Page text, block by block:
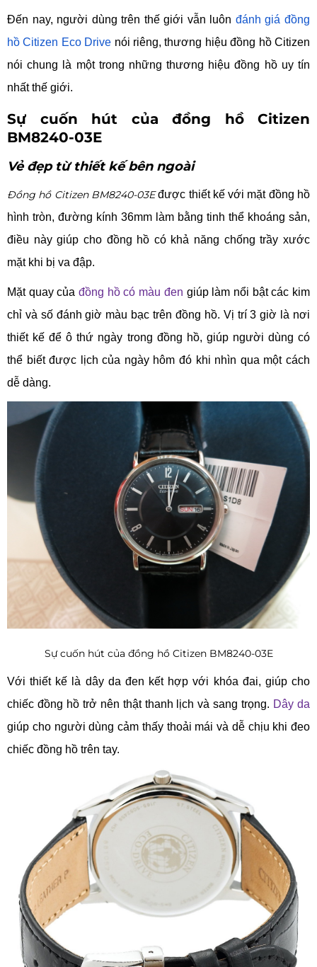
Đến nay, người dùng trên thế giới vẫn luôn đánh giá đồng
hồ Citizen Eco Drive nói riêng, thương hiệu đồng hồ Citizen
nói chung là một trong những thương hiệu đồng hồ uy tín
nhất thế giới.
Sự cuốn hút của đồng hồ Citizen
BM8240-03E
Vẻ đẹp từ thiết kế bên ngoài
Đồng hồ Citizen BM8240-03Eđược thiết kế với mặt đồng hồ
hình tròn, đường kính 36mm làm bằng tinh thể khoáng sản,
điều này giúp cho đồng hồ có khả năng chống trầy xước
mặt khi bị va đập.
Mặt quay củađồng hồ có màu đen giúp làm nổi bật các kim
chỉ và số đánh giờ màu bạc trên đồng hồ. Vị trí 3 giờ là nơi
thiết kế để ô thứ ngày trong đồng hồ, giúp người dùng có
thể biết được lịch của ngày hôm đó khi nhìn qua một cách
dễ dàng.
Sự cuốn hút của đồng hồ Citizen BM8240-03E
Với thiết kế là dây da đen kết hợp với khóa đai, giúp cho
chiếc đồng hồ trở nên thật thanh lịch và sang trọng. Dây da
giúp cho người dùng cảm thấy thoải mái và dễ chịu khi đeo
chiếc đồng hồ trên tay.